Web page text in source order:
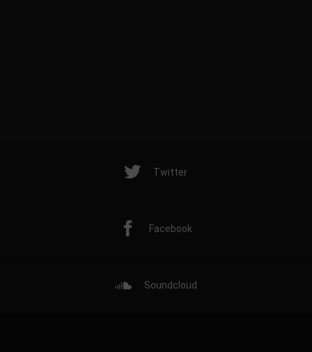
Twitter
Facebook
Soundcloud